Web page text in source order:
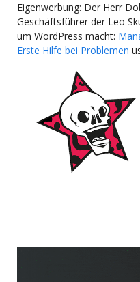
Eigenwerbung: Der Herr
Geschäftsführer der Leo
um WordPress macht:
Erste Hilfe bei Problemen